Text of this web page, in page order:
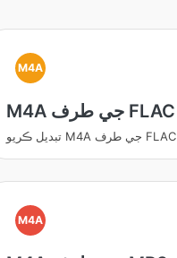
M4A
M4A جي طرف FLAC
تبديل ڪريو M4A جي طرف FLAC
M4A